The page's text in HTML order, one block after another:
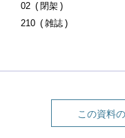
02
閉架
210
雑誌
この資料